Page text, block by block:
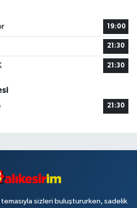
19:00
21:30
21:30
21:30
sizleri buluştururken, sadelik